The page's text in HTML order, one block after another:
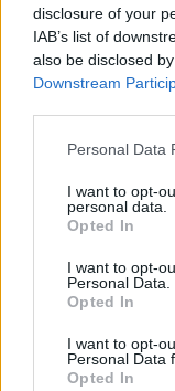
disclosure of your
IAB’s list of
also be disclosed
Downstream
Personal Data
I want to opt-
personal data.
Opted In
I want to opt-
Personal Data.
Opted In
I want to opt-
Personal Data
Opted In
Motyw
się?
Wiedza ogólna
Motyw balu